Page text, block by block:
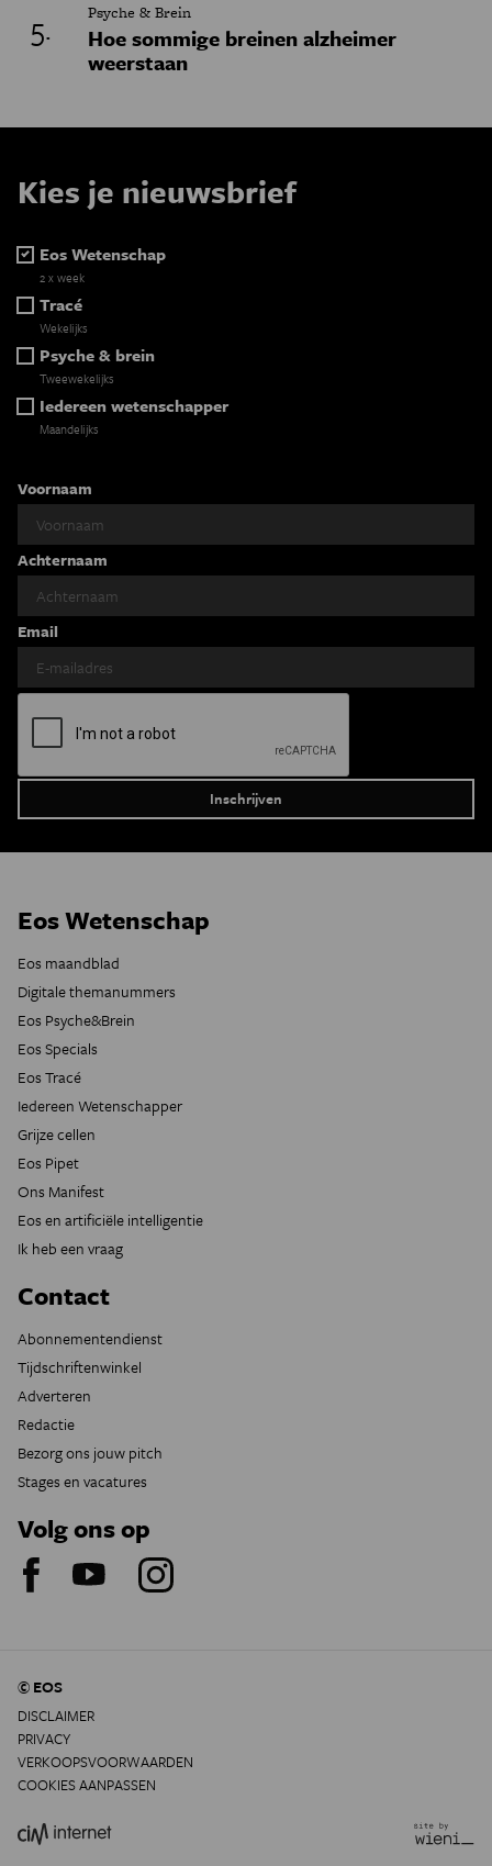
Psyche & Brein
Hoe sommige breinen alzheimer
weerstaan
Kies je nieuwsbrief
Eos Wetenschap
2 x week
Tracé
Wekelijks
Psyche & brein
Tweewekelijks
Iedereen wetenschapper
Maandelijks
Voornaam
Achternaam
Email
Eos Wetenschap
Eos maandblad
Digitale themanummers
Eos Psyche&Brein
Eos Specials
Eos Tracé
Iedereen Wetenschapper
Grijze cellen
Eos Pipet
Ons Manifest
Eos en artificiële intelligentie
Ik heb een vraag
Contact
Abonnementendienst
Tijdschriftenwinkel
Adverteren
Redactie
Bezorg ons jouw pitch
Stages en vacatures
Volg ons op
© EOS
DISCLAIMER
PRIVACY
VERKOOPSVOORWAARDEN
COOKIES AANPASSEN